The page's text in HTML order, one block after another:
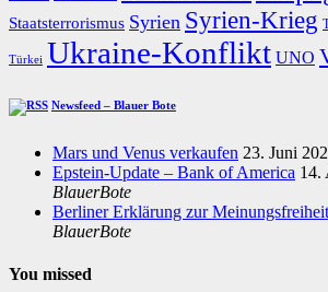
Staatsterrorismus Syrien Syrien-Krieg
Türkei Ukraine-Konflikt UNO
Newsfeed – Blauer Bote
Mars und Venus verkaufen 23. Juni
Epstein-Update – Bank of America 14.
BlauerBote
Berliner Erklärung zur Meinungsfreiheit
BlauerBote
You missed